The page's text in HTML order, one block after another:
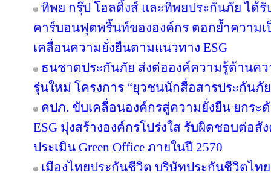
ทิพย กรุ๊ป โฮลดิ้งส์ และทิพยประกันภัย ได้รั
คาร์บอนฟุตพริ้นท์ขององค์กร ตอกย้ำความ
เคลื่อนความยั่งยืนตามแนวทาง ESG
ธนชาตประกันภัย ส่งต่อองค์ความรู้ด้านค
รุ่นใหม่ โครงการ “ยุวชนนักสื่อสารประกันภั
คปภ. ขับเคลื่อนองค์กรสู่ความยั่งยืน ยกระ
ESG มุ่งสร้างองค์กรโปร่งใส รับผิดชอบต่อ
ประเมิน Green Office ภายในปี 2570
เมืองไทยประกันชีวิต บริษัทประกันชีวิตไท